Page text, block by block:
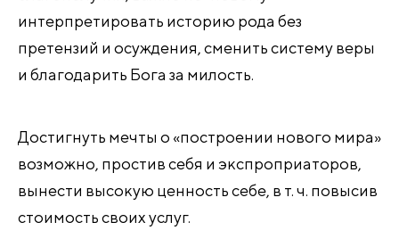
интерпретировать историю рода без
претензий и осуждения, сменить систему веры
и благодарить Бога за милость.
Достигнуть мечты о «построении нового мира»
возможно, простив себя и экспроприаторов,
вынести высокую ценность себе, в т. ч. повысив
стоимость своих услуг.